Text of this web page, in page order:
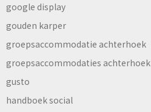
google display
gouden karper
groepsaccommodatie achterhoek
groepsaccommodaties achterhoek
gusto
handboek social